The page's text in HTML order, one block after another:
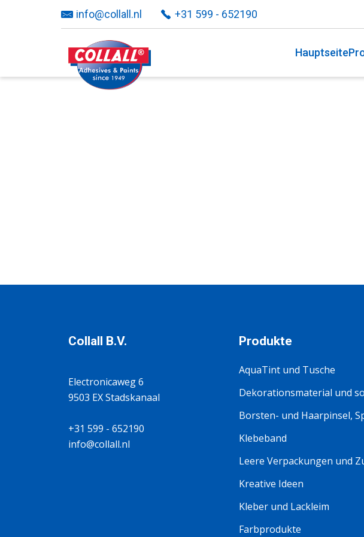
info@collall.nl +31 599 - 652190
Hauptseite
Collall B.V.
Electronicaweg 6
9503 EX Stadskanaal
+31 599 - 652190
info@collall.nl
Produkte
AquaTint und Tusche
Dekorationsmaterial und
Borsten- und Haarpinsel,
Klebeband
Leere Verpackungen und
Kreative Ideen
Kleber und Lackleim
Farbprodukte